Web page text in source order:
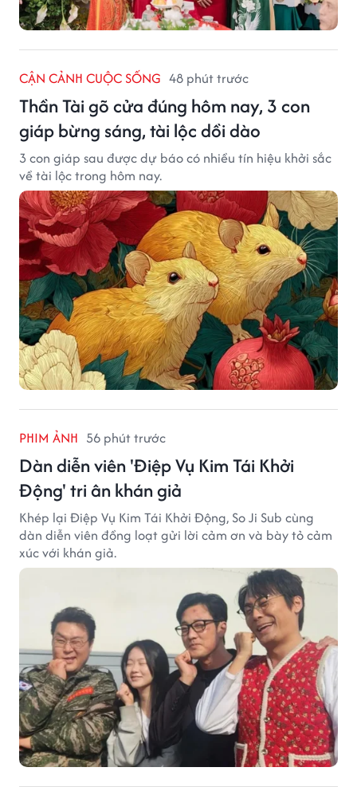
CẬN CẢNH CUỘC SỐNG 48 phút trước
Thần Tài gõ cửa đúng hôm nay, 3 con
giáp bừng sáng, tài lộc dồi dào
3 con giáp sau được dự báo có nhiều tín hiệu khởi sắc
về tài lộc trong hôm nay.
PHIM ẢNH 56 phút trước
Dàn diễn viên 'Điệp Vụ Kim Tái Khởi
Động' tri ân khán giả
Khép lại Điệp Vụ Kim Tái Khởi Động, So Ji Sub cùng
dàn diễn viên đồng loạt gửi lời cảm ơn và bày tỏ cảm
xúc với khán giả.